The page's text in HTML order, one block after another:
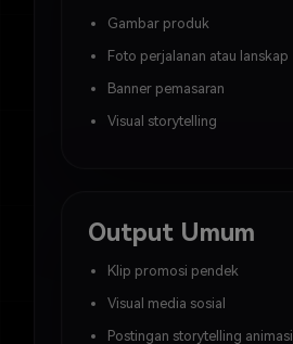
Gambar produk
Foto perjalanan atau lanskap
Banner pemasaran
Visual storytelling
Output Umum
Klip promosi pendek
Visual media sosial
Postingan storytelling animasi